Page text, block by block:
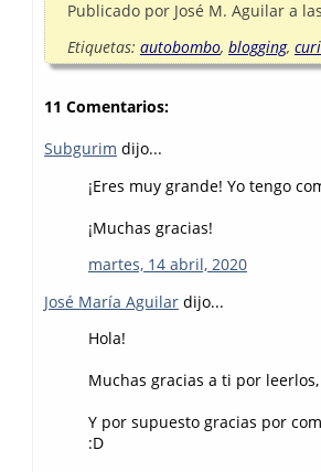
Publicado por José M. Aguilar a
Etiquetas: autobombo, blogging,
11 Comentarios:
Subgurim dijo...
¡Eres muy grande! Yo tengo
¡Muchas gracias!
martes, 14 abril, 2020
José María Aguilar dijo...
Hola!
Muchas gracias a ti por
Y por supuesto gracias por
:D